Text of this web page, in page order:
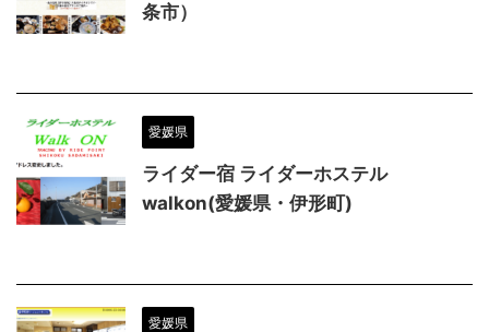
条市）
愛媛県
ライダー宿 ライダーホステル
walkon(愛媛県・伊形町)
愛媛県